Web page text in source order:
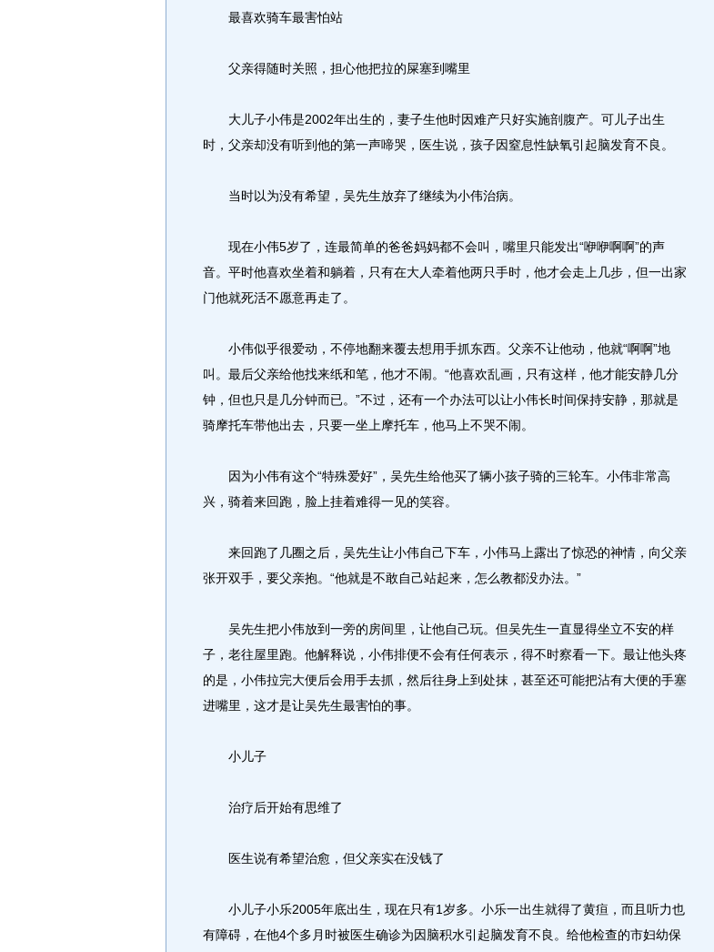
最喜欢骑车最害怕站
父亲得随时关照，担心他把拉的屎塞到嘴里
大儿子小伟是2002年出生的，妻子生他时因难产只好实施剖腹产。可儿子出生
时，父亲却没有听到他的第一声啼哭，医生说，孩子因窒息性缺氧引起脑发育不良。
当时以为没有希望，吴先生放弃了继续为小伟治病。
现在小伟5岁了，连最简单的爸爸妈妈都不会叫，嘴里只能发出“咿咿啊啊”的声
音。平时他喜欢坐着和躺着，只有在大人牵着他两只手时，他才会走上几步，但一出家
门他就死活不愿意再走了。
小伟似乎很爱动，不停地翻来覆去想用手抓东西。父亲不让他动，他就“啊啊”地
叫。最后父亲给他找来纸和笔，他才不闹。“他喜欢乱画，只有这样，他才能安静几分
钟，但也只是几分钟而已。”不过，还有一个办法可以让小伟长时间保持安静，那就是
骑摩托车带他出去，只要一坐上摩托车，他马上不哭不闹。
因为小伟有这个“特殊爱好”，吴先生给他买了辆小孩子骑的三轮车。小伟非常高
兴，骑着来回跑，脸上挂着难得一见的笑容。
来回跑了几圈之后，吴先生让小伟自己下车，小伟马上露出了惊恐的神情，向父亲
张开双手，要父亲抱。“他就是不敢自己站起来，怎么教都没办法。”
吴先生把小伟放到一旁的房间里，让他自己玩。但吴先生一直显得坐立不安的样
子，老往屋里跑。他解释说，小伟排便不会有任何表示，得不时察看一下。最让他头疼
的是，小伟拉完大便后会用手去抓，然后往身上到处抹，甚至还可能把沾有大便的手塞
进嘴里，这才是让吴先生最害怕的事。
小儿子
治疗后开始有思维了
医生说有希望治愈，但父亲实在没钱了
小儿子小乐2005年底出生，现在只有1岁多。小乐一出生就得了黄疸，而且听力也
有障碍，在他4个多月时被医生确诊为因脑积水引起脑发育不良。给他检查的市妇幼保